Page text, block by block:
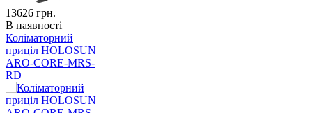
13626 грн.
В наявності
Коліматорний
приціл HOLOSUN
ARO-CORE-MRS-
RD